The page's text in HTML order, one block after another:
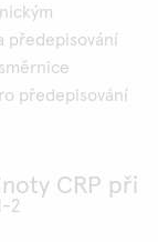
předepisování
předepisování
CRP při
2